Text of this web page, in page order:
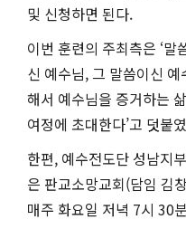
및 신청하면 된다.
이번 훈련의 주최측은 ‘
신 예수님, 그 말씀이신
해서 예수님을 증거하는
여정에 초대한다’고 덧붙
한편, 예수전도단 성남지
은 판교소망교회(담임 김
매주 화요일 저녁 7시 30